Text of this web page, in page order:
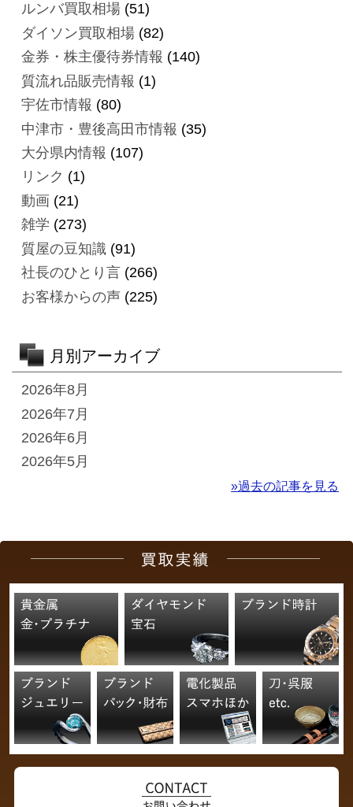
ルンバ買取相場(51)
ダイソン買取相場(82)
金券・株主優待券情報 (140)
質流れ品販売情報 (1)
宇佐市情報 (80)
中津市・豊後高田市情報 (35)
大分県内情報 (107)
リンク (1)
動画(21)
雑学 (273)
質屋の豆知識(91)
社長のひとり言(266)
お客様からの声(225)
月別アーカイブ
2026年8月
2026年7月
2026年6月
2026年5月
»過去の記事を見る